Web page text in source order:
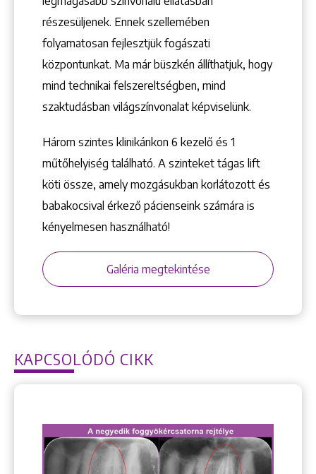
+36 1 222 7250
1148 Budapest, Örs vezér tere 2.
Keresés
részesüljenek. Ennek szellemében
folyamatosan fejlesztjük fogászati
központunkat. Ma már büszkén állíthatjuk, hogy
mind technikai felszereltségben, mind
szaktudásban világszínvonalat képviselünk.
Három szintes klinikánkon 6 kezelő ­és 1
műtőhelyiség található. A szinteket tágas lift
köti össze, amely mozgásukban korlátozott és
babakocsival érkező pácienseink számára is
kényelmesen használható!
Galéria megtekintése
KAPCSOLÓDÓ CIKK